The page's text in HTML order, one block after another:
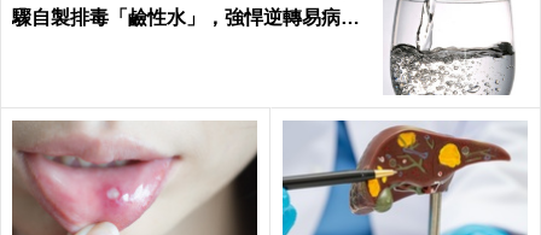
驟自製排毒「鹼性水」，強悍逆轉易病、